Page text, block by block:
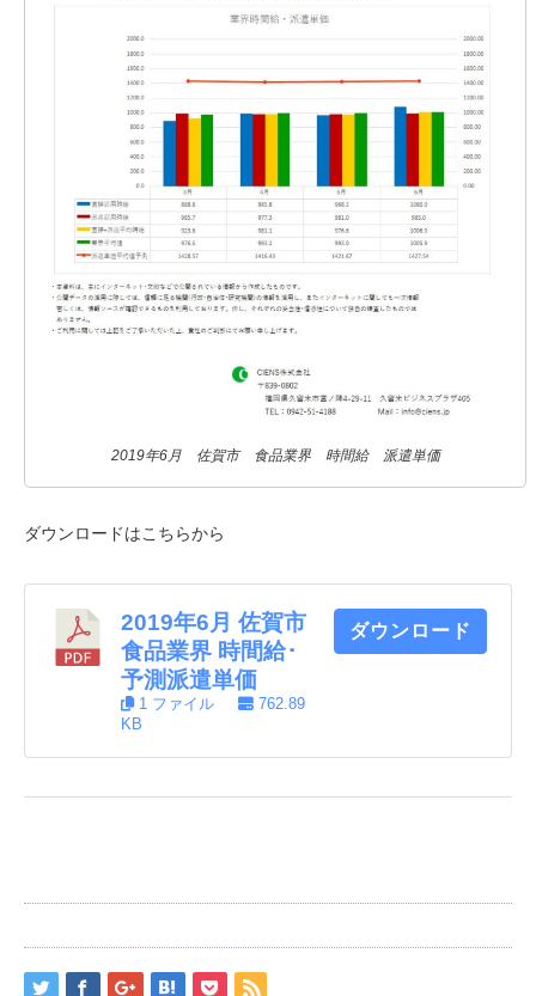
2019年6月 佐賀市 食品業界 時間給 派遣単価
ダウンロードはこちらから
2019年6月 佐賀市
食品業界 時間給･
予測派遣単価
1 ファイル
762.89
KB
ダウンロード